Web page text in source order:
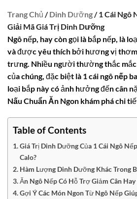
Trang Chủ /Dinh Dưỡng/ 1 Cái Ngô
Giải Mã Giá Trị Dinh Dưỡng
Ngô nếp, hay còn gọi là bắp nếp, là
và được yêu thích bởi hương vị
trưng. Nhiều người thường thắc
của chúng, đặc biệt là 1 cái ngô nếp
loại bắp này có ảnh hưởng đến cân
Nấu Chuẩn Ăn Ngon khám phá chi
Table of Contents
Giá Trị Dinh Dưỡng Của 1 Cái Ngô
Calo?
Hàm Lượng Dinh Dưỡng Khác Trong
Ăn Ngô Nếp Có Hỗ Trợ Giảm Cân Hay
Gợi Ý Các Món Ngon Từ Ngô Nếp